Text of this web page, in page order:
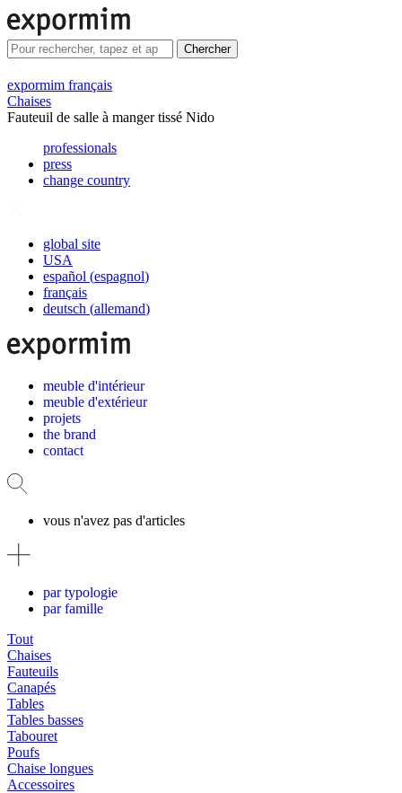
Chercher
expormim français
Chaises
Fauteuil de salle à manger tissé Nido
professionals
press
change country
global site
USA
español (espagnol)
français
deutsch (allemand)
meuble d'intérieur
meuble d'extérieur
projets
the brand
contact
vous n'avez pas d'articles
par typologie
par famille
Tout
Chaises
Fauteuils
Canapés
Tables
Tables basses
Tabouret
Poufs
Chaise longues
Accessoires